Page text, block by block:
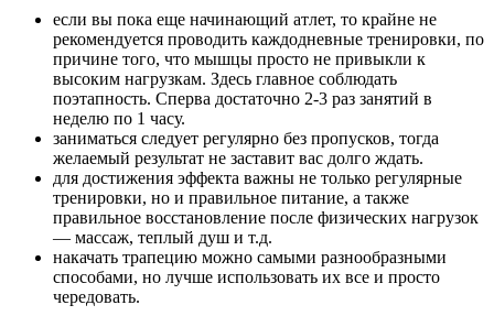
если вы пока еще начинающий атлет, то крайне не
рекомендуется проводить каждодневные тренировки, по
причине того, что мышцы просто не привыкли к
высоким нагрузкам. Здесь главное соблюдать
поэтапность. Сперва достаточно 2-3 раз занятий в
неделю по 1 часу.
заниматься следует регулярно без пропусков, тогда
желаемый результат не заставит вас долго ждать.
для достижения эффекта важны не только регулярные
тренировки, но и правильное питание, а также
правильное восстановление после физических нагрузок
— массаж, теплый душ и т.д.
накачать трапецию можно самыми разнообразными
способами, но лучше использовать их все и просто
чередовать.